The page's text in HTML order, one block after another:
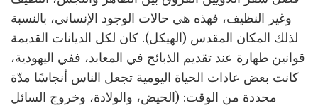
وغير النظيف، فهذه هي حالات الوجود الإنساني، بالنسبة
لذلك المكان المقدس (الهيكل). كان لكل الديانات القديمة
قوانين طهارة عند تقديم الذبائح في المعابد، ففي اليهودية،
كانت بعض عادات الحياة اليومية تجعل الناس أنجاسًا مدّة
محددة من الوقت: (الحيض، والولادة، وخروج السائل